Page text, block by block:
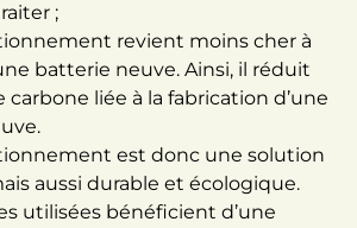
;
revient moins cher à
batterie neuve. Ainsi, il réduit
carbone liée à la fabrication d’une
est donc une solution
aussi durable et écologique.
utilisées bénéficient d’une